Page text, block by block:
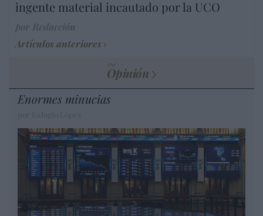
ingente material incautado por la UCO
Artículos anteriores
Opinión
Enormes minucias